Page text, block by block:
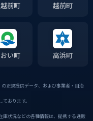
前町 越前町
い町 高浜町
正規提供データ、および事業者・自治
おります。
庫状況などの各種情報は、提携する通販